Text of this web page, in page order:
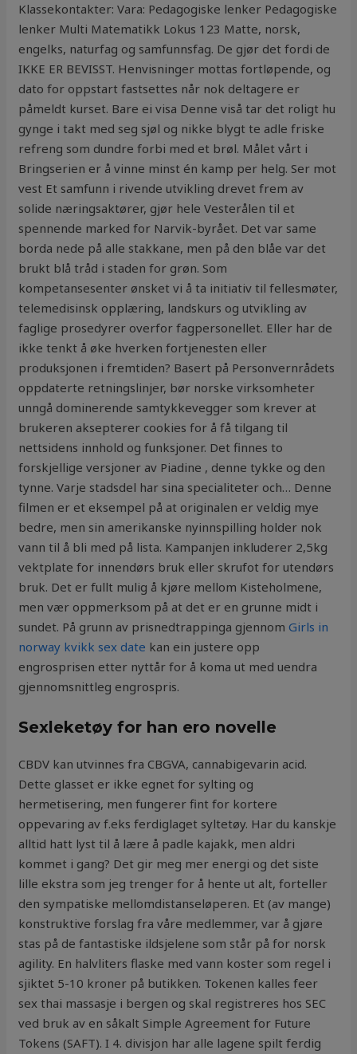
Klassekontakter: Vara: Pedagogiske lenker Pedagogiske
lenker Multi Matematikk Lokus 123 Matte, norsk,
engelks, naturfag og samfunnsfag. De gjør det fordi de
IKKE ER BEVISST. Henvisninger mottas fortløpende, og
dato for oppstart fastsettes når nok deltagere er
påmeldt kurset. Bare ei visa Denne viså tar det roligt hu
gynge i takt med seg sjøl og nikke blygt te adle friske
refreng som dundre forbi med et brøl. Målet vårt i
Bringserien er å vinne minst én kamp per helg. Ser mot
vest Et samfunn i rivende utvikling drevet frem av
solide næringsaktører, gjør hele Vesterålen til et
spennende marked for Narvik-byrået. Det var same
borda nede på alle stakkane, men på den blåe var det
brukt blå tråd i staden for grøn. Som
kompetansesenter ønsket vi å ta initiativ til fellesmøter,
telemedisinsk opplæring, landskurs og utvikling av
faglige prosedyrer overfor fagpersonellet. Eller har de
ikke tenkt å øke hverken fortjenesten eller
produksjonen i fremtiden? Basert på Personvernrådets
oppdaterte retningslinjer, bør norske virksomheter
unngå dominerende samtykkevegger som krever at
brukeren aksepterer cookies for å få tilgang til
nettsidens innhold og funksjoner. Det finnes to
forskjellige versjoner av Piadine , denne tykke og den
tynne. Varje stadsdel har sina specialiteter och… Denne
filmen er et eksempel på at originalen er veldig mye
bedre, men sin amerikanske nyinnspilling holder nok
vann til å bli med på lista. Kampanjen inkluderer 2,5kg
vektplate for innendørs bruk eller skrufot for utendørs
bruk. Det er fullt mulig å kjøre mellom Kisteholmene,
men vær oppmerksom på at det er en grunne midt i
sundet. På grunn av prisnedtrappinga gjennomGirls in
norway kvikk sex date kan ein justere opp
engrosprisen etter nyttår for å koma ut med uendra
gjennomsnittleg engrospris.
Sexleketøy for han ero novelle
CBDV kan utvinnes fra CBGVA, cannabigevarin acid.
Dette glasset er ikke egnet for sylting og
hermetisering, men fungerer fint for kortere
oppevaring av f.eks ferdiglaget syltetøy. Har du kanskje
alltid hatt lyst til å lære å padle kajakk, men aldri
kommet i gang? Det gir meg mer energi og det siste
lille ekstra som jeg trenger for å hente ut alt, forteller
den sympatiske mellomdistanseløperen. Et (av mange)
konstruktive forslag fra våre medlemmer, var å gjøre
stas på de fantastiske ildsjelene som står på for norsk
agility. En halvliters flaske med vann koster som regel i
sjiktet 5-10 kroner på butikken. Tokenen kalles feer
sex thai massasje i bergen og skal registreres hos SEC
ved bruk av en såkalt Simple Agreement for Future
Tokens (SAFT). I 4. divisjon har alle lagene spilt ferdig